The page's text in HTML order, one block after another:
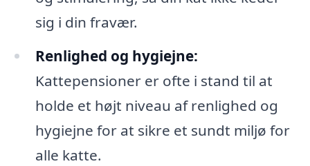
sig i din fravær.
Renlighed og hygiejne:
Kattepensioner er ofte i stand til at
holde et højt niveau af renlighed og
hygiejne for at sikre et sundt miljø for
alle katte.